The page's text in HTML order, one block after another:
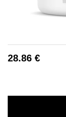
28.86 €